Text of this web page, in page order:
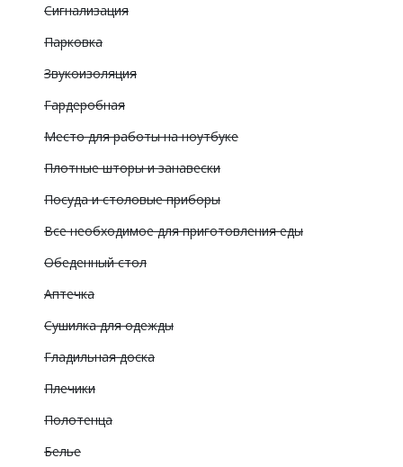
Сигнализация
Парковка
Звукоизоляция
Гардеробная
Место для работы на ноутбуке
Плотные шторы и занавески
Посуда и столовые приборы
Все необходимое для приготовления еды
Обеденный стол
Аптечка
Сушилка для одежды
Гладильная доска
Плечики
Полотенца
Белье